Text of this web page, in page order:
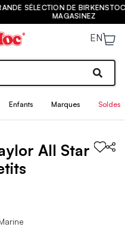
DE BIRKENSTOCK AU
MAGASINEZ
EN
Enfants Marques Soldes
All Star